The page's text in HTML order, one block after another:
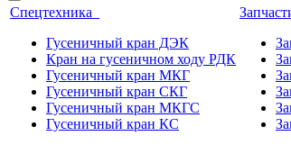
Спецтехника
Гусеничный кран ДЭК
Кран на гусеничном ходу РДК
Гусеничный кран МКГ
Гусеничный кран СКГ
Гусеничный кран МКГС
Гусеничный кран КС